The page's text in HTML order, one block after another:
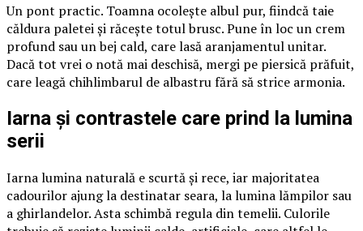
Un pont practic. Toamna ocolește albul pur, fiindcă taie
căldura paletei și răcește totul brusc. Pune în loc un crem
profund sau un bej cald, care lasă aranjamentul unitar.
Dacă tot vrei o notă mai deschisă, mergi pe piersică prăfuit,
care leagă chihlimbarul de albastru fără să strice armonia.
Iarna și contrastele care prind la lumina
serii
Iarna lumina naturală e scurtă și rece, iar majoritatea
cadourilor ajung la destinatar seara, la lumina lămpilor sau
a ghirlandelor. Asta schimbă regula din temelii. Culorile